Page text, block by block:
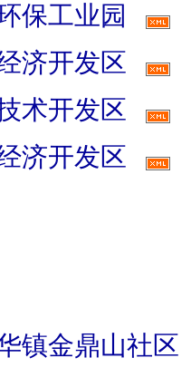
保工业园
济开发区
术开发区
济开发区
镇金鼎山社区